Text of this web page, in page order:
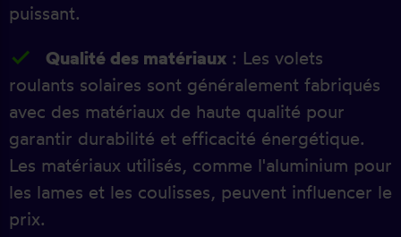
puissant.
Qualité des matériaux : Les volets
roulants solaires sont généralement fabriqués
avec des matériaux de haute qualité pour
garantir durabilité et efficacité énergétique.
Les matériaux utilisés, comme l'aluminium pour
les lames et les coulisses, peuvent influencer le
prix.